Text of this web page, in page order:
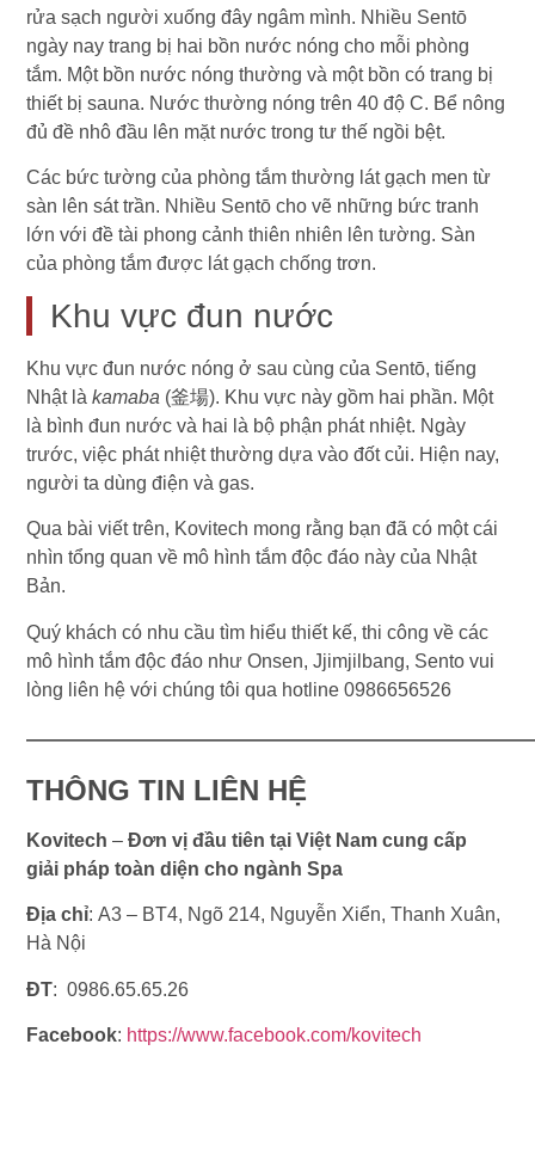
rửa sạch người xuống đây ngâm mình. Nhiều Sentō
ngày nay trang bị hai bồn nước nóng cho mỗi phòng
tắm. Một bồn nước nóng thường và một bồn có trang bị
thiết bị sauna. Nước thường nóng trên 40 độ C. Bể nông
đủ đề nhô đầu lên mặt nước trong tư thế ngồi bệt.
Các bức tường của phòng tắm thường lát gạch men từ
sàn lên sát trần. Nhiều Sentō cho vẽ những bức tranh
lớn với đề tài phong cảnh thiên nhiên lên tường. Sàn
của phòng tắm được lát gạch chống trơn.
Khu vực đun nước
Khu vực đun nước nóng ở sau cùng của Sentō, tiếng
Nhật làkamaba (釜場). Khu vực này gồm hai phần. Một
là bình đun nước và hai là bộ phận phát nhiệt. Ngày
trước, việc phát nhiệt thường dựa vào đốt củi. Hiện nay,
người ta dùng điện và gas.
Qua bài viết trên, Kovitech mong rằng bạn đã có một cái
nhìn tổng quan về mô hình tắm độc đáo này của Nhật
Bản.
Quý khách có nhu cầu tìm hiểu thiết kế, thi công về các
mô hình tắm độc đáo như Onsen, Jjimjilbang, Sento vui
lòng liên hệ với chúng tôi qua hotline 0986656526
THÔNG TIN LIÊN HỆ
Kovitech –Đơn vị đầu tiên tại Việt Nam cung cấp
giải pháp toàn diện cho ngành Spa
Địa chỉ: A3 – BT4, Ngõ 214, Nguyễn Xiển, Thanh Xuân,
Hà Nội
ĐT: 0986.65.65.26
Facebook: https://www.facebook.com/kovitech